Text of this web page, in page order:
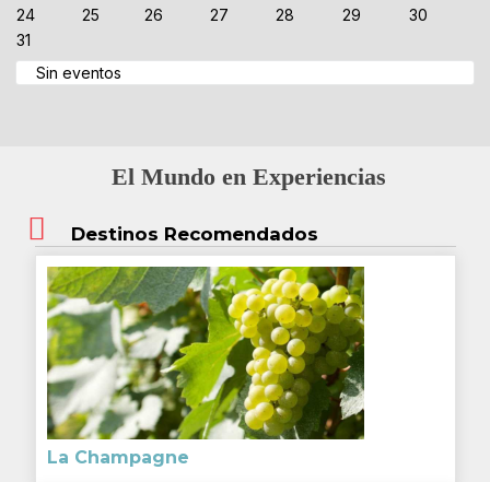
24
25 26 27 28 29
30
31
Sin eventos
El Mundo en Experiencias
Destinos Recomendados
La Champagne